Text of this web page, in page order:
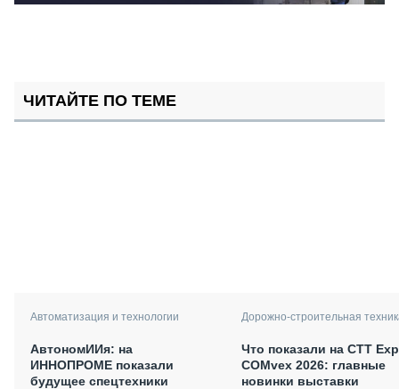
ЧИТАЙТЕ ПО ТЕМЕ
Автоматизация и технологии
АвтономИИя: на
ИННОПРОМЕ показали
будущее спецтехники
Дорожно-строительная
Что показали на CTT
COMvex 2026: главные
новинки выставки